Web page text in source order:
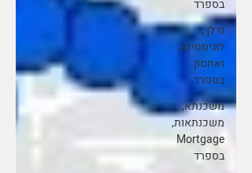
בספרד
נדלן ,
לוגיסטיקה
ואחסון
בספרד
משכנתא,
משכנתאות,
Mortgage
בספרד